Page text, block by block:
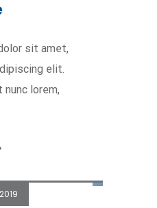
sit amet,
elit.
nunc lorem,